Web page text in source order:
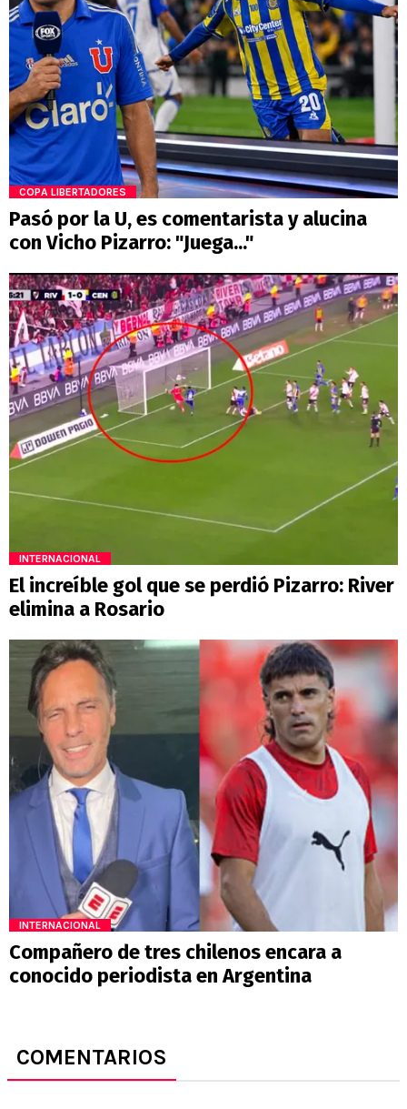
COPA LIBERTADORES
Pasó por la U, es comentarista y alucina
con Vicho Pizarro: "Juega..."
INTERNACIONAL
El increíble gol que se perdió Pizarro: River
elimina a Rosario
INTERNACIONAL
Compañero de tres chilenos encara a
conocido periodista en Argentina
COMENTARIOS